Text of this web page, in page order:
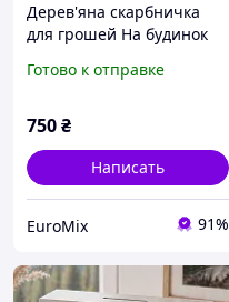
Дерев'яна скарбничка
для грошей На будинок
Готово к отправке
750₴
Написать
EuroMix 91%